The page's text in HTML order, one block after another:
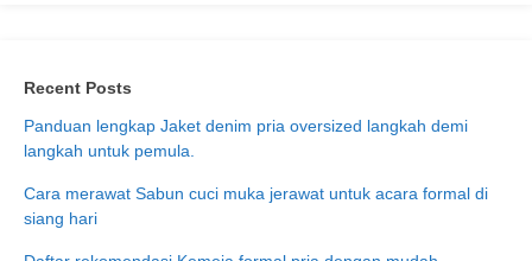
Recent Posts
Panduan lengkap Jaket denim pria oversized langkah demi
langkah untuk pemula.
Cara merawat Sabun cuci muka jerawat untuk acara formal di
siang hari